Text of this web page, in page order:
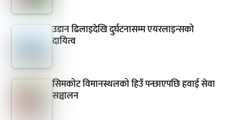
उडान ढिलाइदेखि दुर्घटनासम्म एयरलाइन्सको
दायित्व
सिमकोट विमानस्थलको हिउँ पन्छाएपछि हवाई सेवा
सञ्चालन